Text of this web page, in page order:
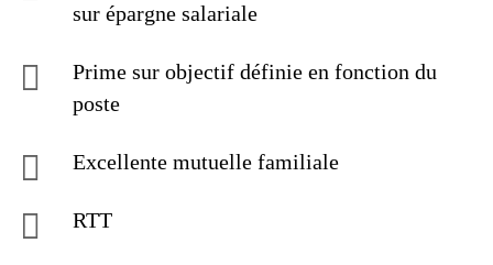
sur épargne salariale
Prime sur objectif définie en fonction du
poste
Excellente mutuelle familiale
RTT